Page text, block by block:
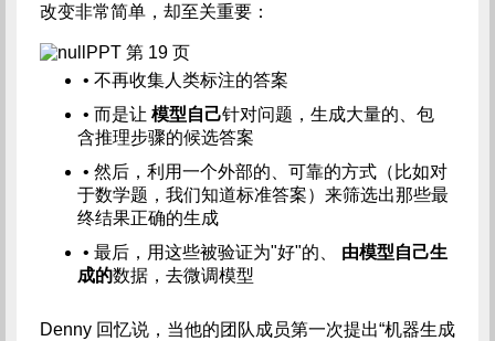
改变非常简单，却至关重要：
PPT 第 19 页
• 不再收集人类标注的答案
• 而是让 模型自己针对问题，生成大量的、包
含推理步骤的候选答案
• 然后，利用一个外部的、可靠的方式（比如对
于数学题，我们知道标准答案）来筛选出那些最
终结果正确的生成
• 最后，用这些被验证为"好"的、 由模型自己生
成的数据，去微调模型
Denny 回忆说，当他的团队成员第一次提出“机器生成